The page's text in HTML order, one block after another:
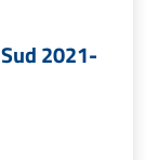
2021-